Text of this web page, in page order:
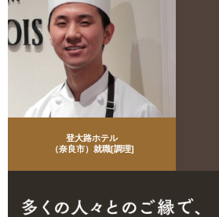
登大路ホテル
（奈良市）就職[調理]